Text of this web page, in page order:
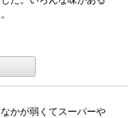
かが弱くてスーパーや